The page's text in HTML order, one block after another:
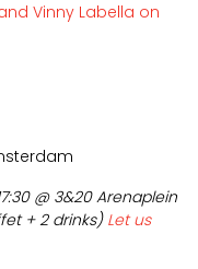
Vinny Labella on
@ 3&20 Arenaplein
+ 2 drinks) Let us